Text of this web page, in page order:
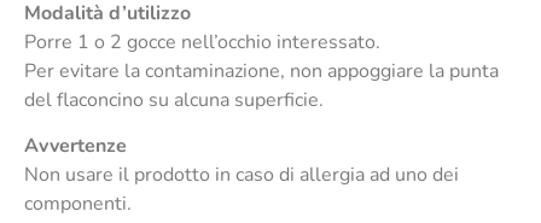
Modalità d’utilizzo
Porre 1 o 2 gocce nell’occhio interessato.
Per evitare la contaminazione, non appoggiare la punta
del flaconcino su alcuna superficie.
Avvertenze
Non usare il prodotto in caso di allergia ad uno dei
componenti.